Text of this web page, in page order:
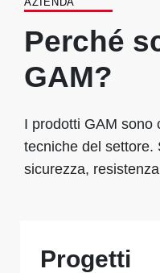
Perché
GAM?
I prodotti GAM sono
tecniche del settore.
sicurezza,
Progetti